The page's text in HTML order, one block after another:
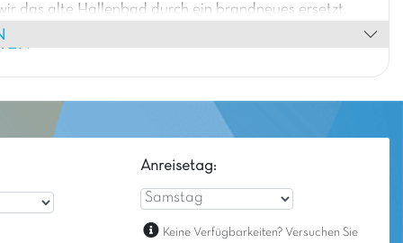
das alte Hallenbad durch ein brandneues ersetzt.
wir ein großes und schönes
Anreisetag:
Keine Verfügbarkeiten? Versuchen Sie